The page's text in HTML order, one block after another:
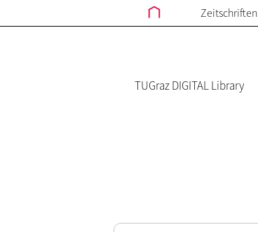
Zeitschriften
TUGraz DIGITAL Library